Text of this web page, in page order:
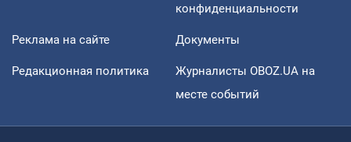
конфиденциальности
Реклама на сайте Документы
Редакционная политика
Журналисты OBOZ.UA на
месте событий